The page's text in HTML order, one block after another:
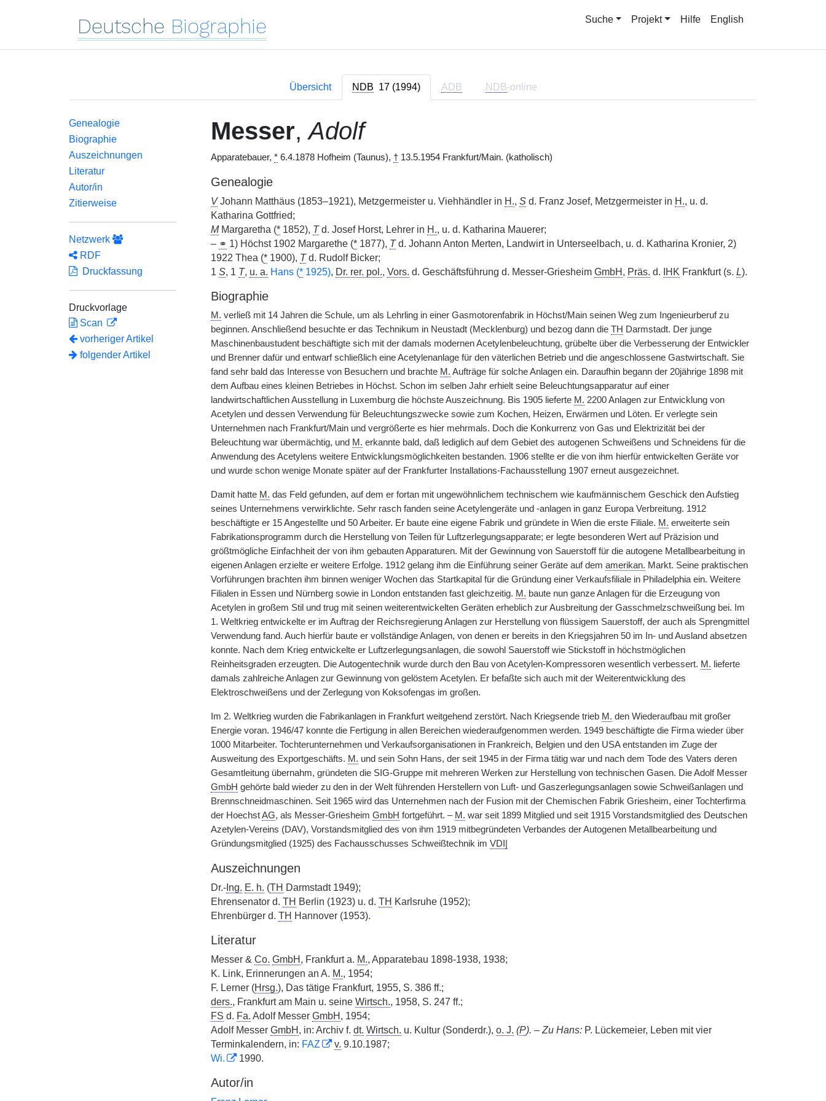
Deutsche Biographie Suche Projekt Hilfe English
Übersicht NDB 17 (1994) ADB NDB-online
Genealogie
Biographie
Auszeichnungen
Literatur
Autor/in
Zitierweise
Netzwerk
RDF
Druckfassung
Druckvorlage
Scan
vorheriger Artikel
folgender Artikel
Messer,Adolf
Apparatebauer, *6.4.1878 Hofheim (Taunus), †13.5.1954 Frankfurt/Main. (katholisch)
Genealogie
VJohann Matthäus (1853–1921), Metzgermeister u. Viehhändler in H., Sd. Franz Josef, Metzgermeister in H., u. d.
Katharina Gottfried;
MMargaretha (*1852), Td. Josef Horst, Lehrer in H., u. d. Katharina Mauerer;
– ⚭ 1) Höchst 1902 Margarethe (*1877), Td. Johann Anton Merten, Landwirt in Unterseelbach, u. d. Katharina Kronier, 2)
1922 Thea (*1900), Td. Rudolf Bicker;
1 S, 1 T, u. a. Hans (*1925), Dr. rer. pol., Vors. d. Geschäftsführung d. Messer-Griesheim GmbH , Präs. d. IHK Frankfurt (s. L).
Biographie
M. verließ mit 14 Jahren die Schule, um als Lehrling in einer Gasmotorenfabrik in Höchst/Main seinen Weg zum Ingenieurberuf zu
beginnen. Anschließend besuchte er das Technikum in Neustadt (Mecklenburg) und bezog dann die TH Darmstadt. Der junge
Maschinenbaustudent beschäftigte sich mit der damals modernen Acetylenbeleuchtung, grübelte über die Verbesserung der Entwickler
und Brenner dafür und entwarf schließlich eine Acetylenanlage für den väterlichen Betrieb und die angeschlossene Gastwirtschaft. Sie
fand sehr bald das Interesse von Besuchern und brachte M. Aufträge für solche Anlagen ein. Daraufhin begann der 20jährige 1898 mit
dem Aufbau eines kleinen Betriebes in Höchst. Schon im selben Jahr erhielt seine Beleuchtungsapparatur auf einer
landwirtschaftlichen Ausstellung in Luxemburg die höchste Auszeichnung. Bis 1905 lieferte M. 2200 Anlagen zur Entwicklung von
Acetylen und dessen Verwendung für Beleuchtungszwecke sowie zum Kochen, Heizen, Erwärmen und Löten. Er verlegte sein
Unternehmen nach Frankfurt/Main und vergrößerte es hier mehrmals. Doch die Konkurrenz von Gas und Elektrizität bei der
Beleuchtung war übermächtig, und M. erkannte bald, daß lediglich auf dem Gebiet des autogenen Schweißens und Schneidens für die
Anwendung des Acetylens weitere Entwicklungsmöglichkeiten bestanden. 1906 stellte er die von ihm hierfür entwickelten Geräte vor
und wurde schon wenige Monate später auf der Frankfurter Installations-Fachausstellung 1907 erneut ausgezeichnet.
Damit hatte M. das Feld gefunden, auf dem er fortan mit ungewöhnlichem technischem wie kaufmännischem Geschick den Aufstieg
seines Unternehmens verwirklichte. Sehr rasch fanden seine Acetylengeräte und -anlagen in ganz Europa Verbreitung. 1912
beschäftigte er 15 Angestellte und 50 Arbeiter. Er baute eine eigene Fabrik und gründete in Wien die erste Filiale. M. erweiterte sein
Fabrikationsprogramm durch die Herstellung von Teilen für Luftzerlegungsapparate; er legte besonderen Wert auf Präzision und
größtmögliche Einfachheit der von ihm gebauten Apparaturen. Mit der Gewinnung von Sauerstoff für die autogene Metallbearbeitung in
eigenen Anlagen erzielte er weitere Erfolge. 1912 gelang ihm die Einführung seiner Geräte auf dem amerikan. Markt. Seine praktischen
Vorführungen brachten ihm binnen weniger Wochen das Startkapital für die Gründung einer Verkaufsfiliale in Philadelphia ein. Weitere
Filialen in Essen und Nürnberg sowie in London entstanden fast gleichzeitig. M. baute nun ganze Anlagen für die Erzeugung von
Acetylen in großem Stil und trug mit seinen weiterentwickelten Geräten erheblich zur Ausbreitung der Gasschmelzschweißung bei. Im
1. Weltkrieg entwickelte er im Auftrag der Reichsregierung Anlagen zur Herstellung von flüssigem Sauerstoff, der auch als Sprengmittel
Verwendung fand. Auch hierfür baute er vollständige Anlagen, von denen er bereits in den Kriegsjahren 50 im In- und Ausland absetzen
konnte. Nach dem Krieg entwickelte er Luftzerlegungsanlagen, die sowohl Sauerstoff wie Stickstoff in höchstmöglichen
Reinheitsgraden erzeugten. Die Autogentechnik wurde durch den Bau von Acetylen-Kompressoren wesentlich verbessert. M. lieferte
damals zahlreiche Anlagen zur Gewinnung von gelöstem Acetylen. Er befaßte sich auch mit der Weiterentwicklung des
Elektroschweißens und der Zerlegung von Koksofengas im großen.
Im 2. Weltkrieg wurden die Fabrikanlagen in Frankfurt weitgehend zerstört. Nach Kriegsende trieb M. den Wiederaufbau mit großer
Energie voran. 1946/47 konnte die Fertigung in allen Bereichen wiederaufgenommen werden. 1949 beschäftigte die Firma wieder über
1000 Mitarbeiter. Tochterunternehmen und Verkaufsorganisationen in Frankreich, Belgien und den USA entstanden im Zuge der
Ausweitung des Exportgeschäfts. M. und sein Sohn Hans, der seit 1945 in der Firma tätig war und nach dem Tode des Vaters deren
Gesamtleitung übernahm, gründeten die SIG-Gruppe mit mehreren Werken zur Herstellung von technischen Gasen. Die Adolf Messer
GmbH gehörte bald wieder zu den in der Welt führenden Herstellern von Luft- und Gaszerlegungsanlagen sowie Schweißanlagen und
Brennschneidmaschinen. Seit 1965 wird das Unternehmen nach der Fusion mit der Chemischen Fabrik Griesheim, einer Tochterfirma
der HoechstAG, als Messer-Griesheim GmbH fortgeführt. – M. war seit 1899 Mitglied und seit 1915 Vorstandsmitglied des Deutschen
Azetylen-Vereins (DAV), Vorstandsmitglied des von ihm 1919 mitbegründeten Verbandes der Autogenen Metallbearbeitung und
Gründungsmitglied (1925) des Fachausschusses Schweißtechnik im VDI
Auszeichnungen
Dr.-Ing. E. h. (TH Darmstadt 1949);
Ehrensenator d. TH Berlin (1923) u. d. TH Karlsruhe (1952);
Ehrenbürger d. TH Hannover (1953).
Literatur
Messer & Co. GmbH , Frankfurt a. M., Apparatebau 1898-1938, 1938;
K. Link, Erinnerungen an A. M., 1954;
F. Lerner (Hrsg.), Das tätige Frankfurt, 1955, S. 386 ff.;
ders., Frankfurt am Main u. seine Wirtsch., 1958, S. 247 ff.;
FS d. Fa. Adolf Messer GmbH , 1954;
Adolf Messer GmbH , in: Archiv f. dt. Wirtsch. u. Kultur (Sonderdr.), o. J. (P). – Zu Hans:P. Lückemeier, Leben mit vier
Terminkalendern, in: FAZ v. 9.10.1987;
Wi.
1990.
Autor/in